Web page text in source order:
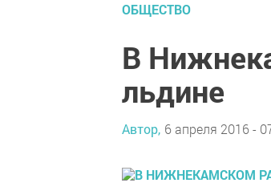
ОБЩЕСТВО
В
льдине
Автор, 6 апреля 2016 -